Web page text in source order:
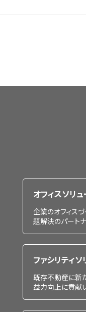
オフィスソリ
企業のオフィスづ
題解決のパートナ
ファシリティ
既存不動産に新
益力向上に貢献い